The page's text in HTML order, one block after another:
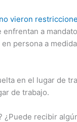
no vieron
a
persona a
en el lugar de
de trabajo.
recibir